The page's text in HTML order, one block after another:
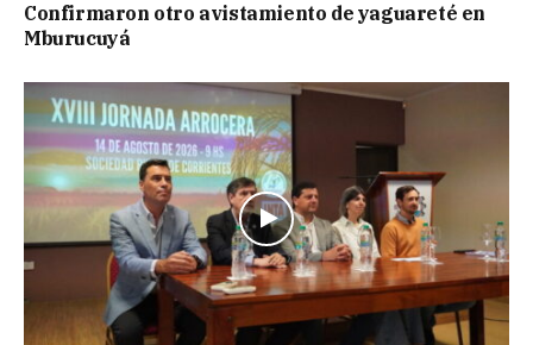
Confirmaron otro avistamiento de yaguareté en
Mburucuyá